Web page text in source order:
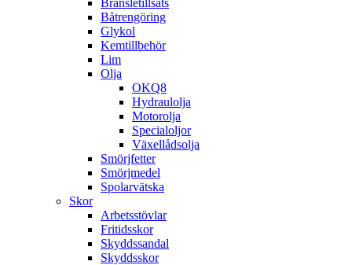
Bränsletillsats
Båtrengöring
Glykol
Kemtillbehör
Lim
Olja
OKQ8
Hydraulolja
Motorolja
Specialoljor
Växellådsolja
Smörjfetter
Smörjmedel
Spolarvätska
Skor
Arbetsstövlar
Fritidsskor
Skyddssandal
Skyddsskor